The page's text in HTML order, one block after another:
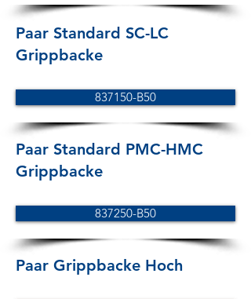
Paar Standard SC-LC
Grippbacke
837150-B50
Paar Standard PMC-HMC
Grippbacke
837250-B50
Paar Grippbacke Hoch